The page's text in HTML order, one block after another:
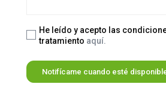
He leído y acepto las
tratamiento aquí.
Notifícame cuando esté